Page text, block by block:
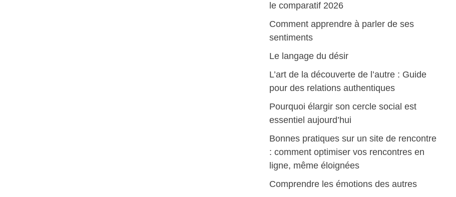
le comparatif 2026
Comment apprendre à parler de ses
sentiments
Le langage du désir
L’art de la découverte de l’autre : Guide
pour des relations authentiques
Pourquoi élargir son cercle social est
essentiel aujourd’hui
Bonnes pratiques sur un site de rencontre
: comment optimiser vos rencontres en
ligne, même éloignées
Comprendre les émotions des autres